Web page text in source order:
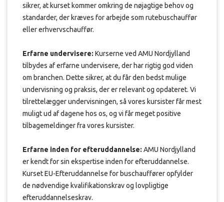
sikrer, at kurset kommer omkring de nøjagtige behov og
standarder, der kræves for arbejde som rutebuschauffør
eller erhvervschauffør.
Erfarne undervisere: Kurserne ved AMU Nordjylland
tilbydes af erfarne undervisere, der har rigtig god viden
om branchen. Dette sikrer, at du får den bedst mulige
undervisning og praksis, der er relevant og opdateret. Vi
tilrettelægger undervisningen, så vores kursister får mest
muligt ud af dagene hos os, og vi får meget positive
tilbagemeldinger fra vores kursister.
Erfarne inden for efteruddannelse: AMU Nordjylland
er kendt for sin ekspertise inden for efteruddannelse.
Kurset EU-Efteruddannelse for buschauffører opfylder
de nødvendige kvalifikationskrav og lovpligtige
efteruddannelseskrav.